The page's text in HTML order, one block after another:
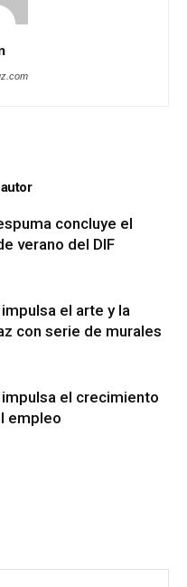
concluye el
verano del DIF
el arte y la
con serie de murales
el crecimiento
empleo